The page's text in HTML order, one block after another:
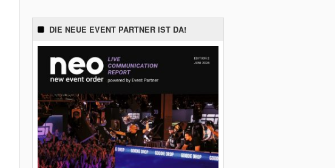
DIE NEUE EVENT PARTNER IST DA!